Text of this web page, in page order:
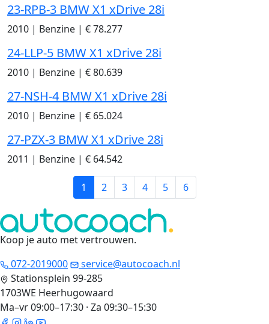
23-RPB-3 BMW X1 xDrive 28i
2010 | Benzine | € 78.277
24-LLP-5 BMW X1 xDrive 28i
2010 | Benzine | € 80.639
27-NSH-4 BMW X1 xDrive 28i
2010 | Benzine | € 65.024
27-PZX-3 BMW X1 xDrive 28i
2011 | Benzine | € 64.542
1 2 3 4 5 6
Koop je auto met vertrouwen.
072-2019000
service@autocoach.nl
Stationsplein 99-285
1703WE Heerhugowaard
Ma–vr 09:00–17:30 · Za 09:30–15:30